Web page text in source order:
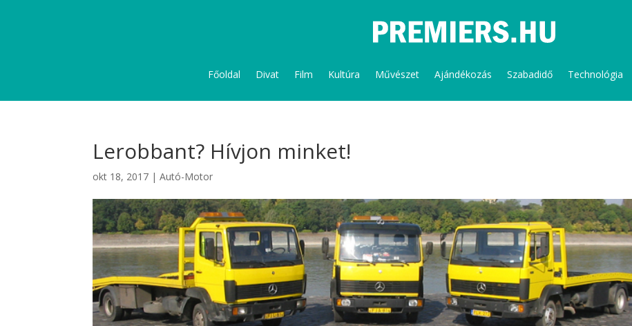
Főoldal Divat Film Kultúra Művészet Ajándékozás Szabadidő Technológia
Lerobbant? Hívjon minket!
okt 18, 2017 |Autó-Motor